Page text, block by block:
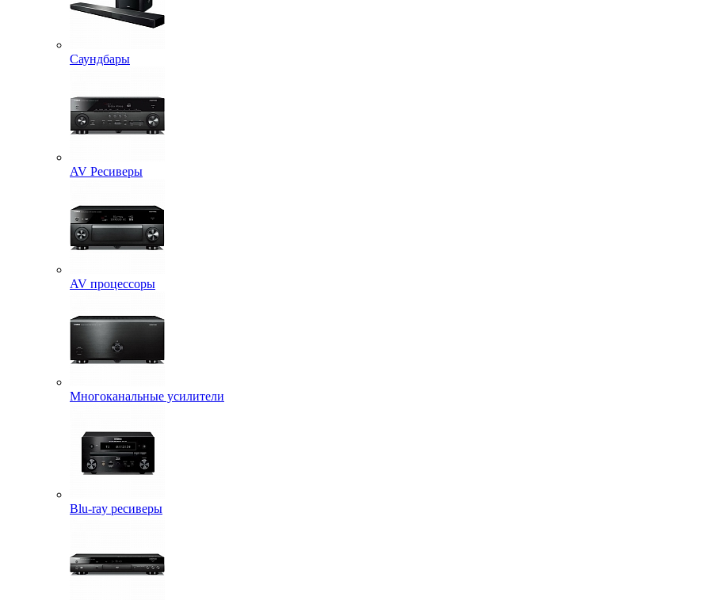
Саундбары
AV Ресиверы
AV процессоры
Многоканальные усилители
Blu-ray ресиверы